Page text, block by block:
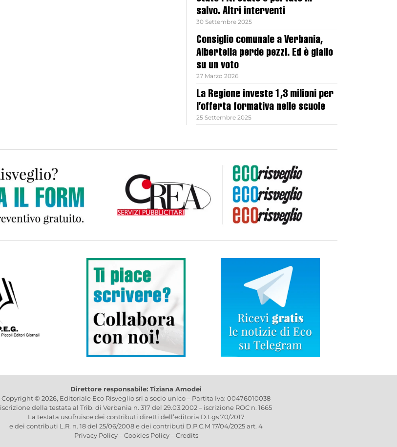
salvo. Altri interventi
30 Settembre 2025
Consiglio comunale a Verbania,
Albertella perde pezzi. Ed è giallo
su un voto
27 Marzo 2026
La Regione investe 1,3 milioni per
l’offerta formativa nelle scuole
25 Settembre 2025
Direttore responsabile: Tiziana Amodei
Copyright © 2026, Editoriale Eco Risveglio srl a socio unico – Partita Iva: 00476010038
iscrizione della testata al Trib. di Verbania n. 317 del 29.03.2002 – iscrizione ROC n. 1665
La testata usufruisce dei contributi diretti dell’editoria D.Lgs 70/2017
e dei contributi L.R. n. 18 del 25/06/2008 e dei contributi D.P.C.M 17/04/2025 art. 4
Privacy Policy–Cookies Policy–Credits